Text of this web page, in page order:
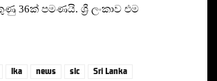
36ක් පමණයි. ශ්‍රී ලංකාව එම
lka news slc
Sri Lanka